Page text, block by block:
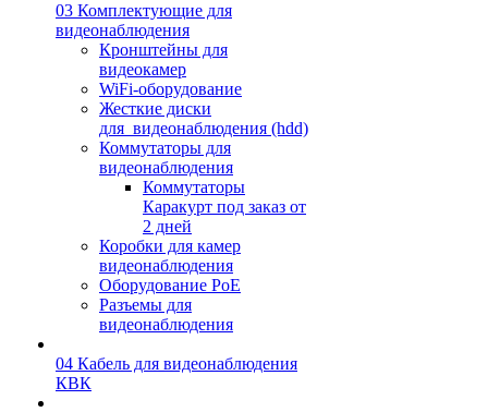
03 Комплектующие для
видеонаблюдения
Кронштейны для
видеокамер
WiFi-оборудование
Жесткие диски
для_видеонаблюдения (hdd)
Коммутаторы для
видеонаблюдения
Коммутаторы
Каракурт под заказ от
2 дней
Коробки для камер
видеонаблюдения
Оборудование PoE
Разъемы для
видеонаблюдения
04 Кабель для видеонаблюдения
КВК